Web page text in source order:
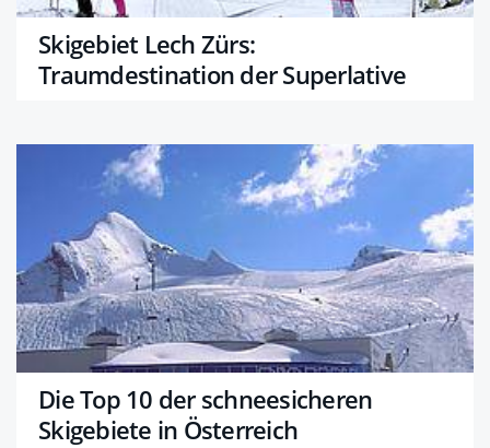
Skigebiet Lech Zürs:
Traumdestination der Superlative
Die Top 10 der schneesicheren
Skigebiete in Österreich